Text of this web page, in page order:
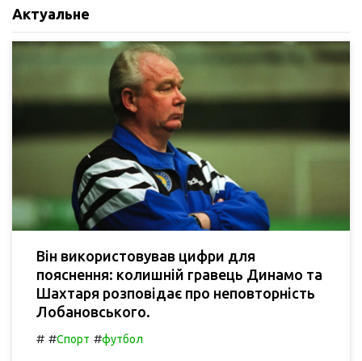
Актуальне
Він використовував цифри для
пояснення: колишній гравець Динамо та
Шахтаря розповідає про неповторність
Лобановського.
# #Спорт #футбол